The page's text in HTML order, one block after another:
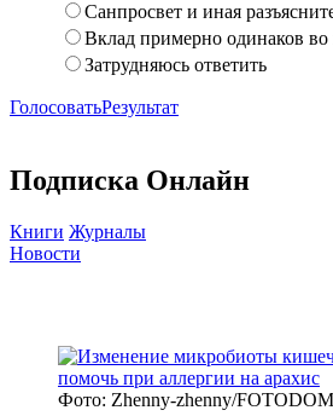
Санпросвет и иная
Вклад примерно одинаков во
Затрудняюсь ответить
ГолосоватьРезультат
Подписка Онлайн
Книги Журналы
Новости
Фото: Zhenny-zhenny/